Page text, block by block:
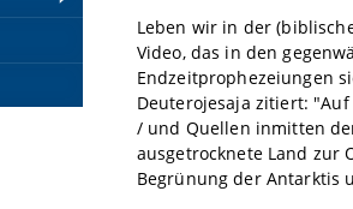
Leben wir in der
Video, das in den
Endzeitprophezeiungen
Deuterojesaja zitiert:
/ und Quellen inmitten
ausgetrocknete Land zur
Begrünung der Antarktis